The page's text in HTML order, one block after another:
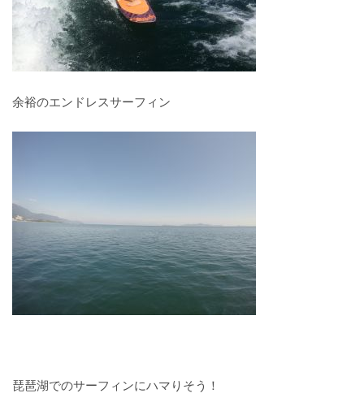
余裕のエンドレスサーフィン
琵琶湖でのサーフィンにハマりそう！